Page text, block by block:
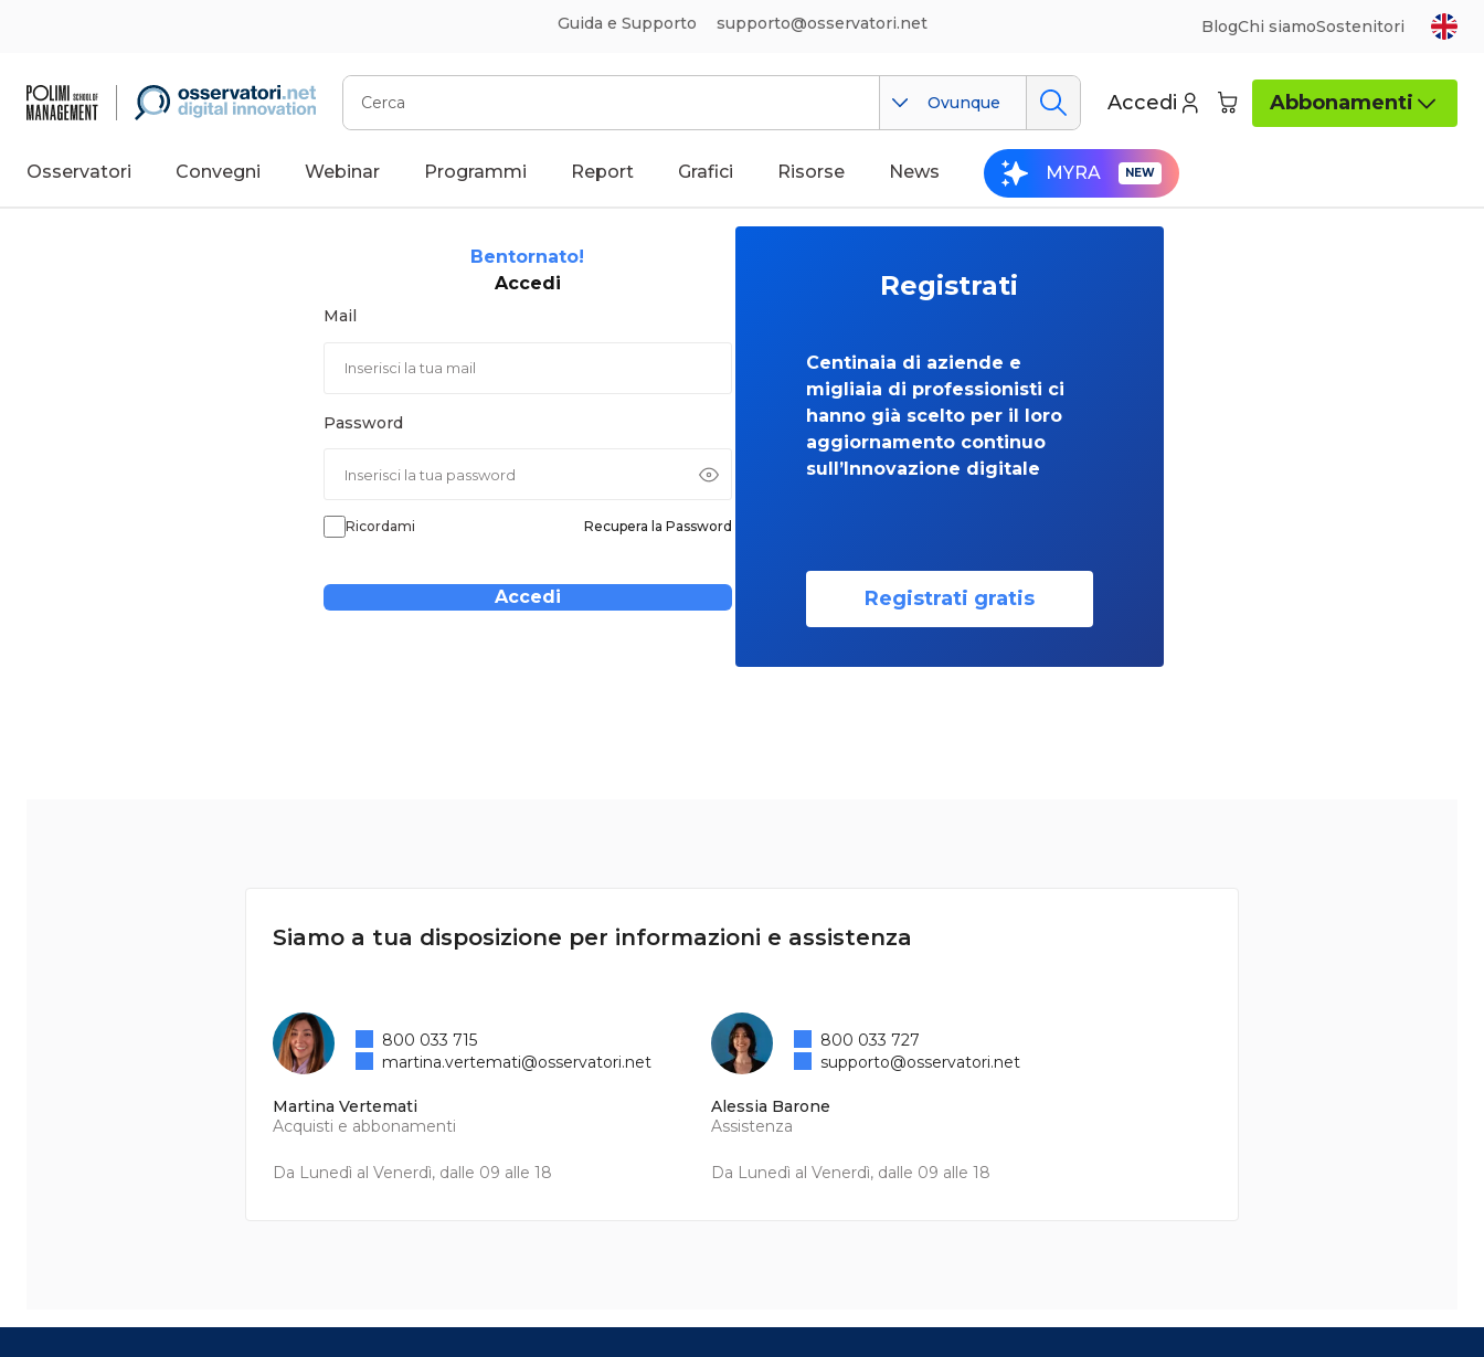
Guida e Supporto supporto@osservatori.net BlogChi siamoSostenitori
Cerca
Ovunque Accedi Abbonamenti
Osservatori Convegni Webinar Programmi Report Grafici Risorse News MYRA
Bentornato!
Accedi
Mail
Password
Ricordami Recupera la Password
Accedi
Registrati
Centinaia di aziende e
migliaia di professionisti ci
hanno già scelto per il loro
aggiornamento continuo
sull’Innovazione digitale
Registrati gratis
Siamo a tua disposizione per informazioni e assistenza
Martina Vertemati
Acquisti e abbonamenti
Da Lunedì al Venerdì, dalle 09 alle 18
800 033 715
martina.vertemati@osservatori.net
Alessia Barone
Assistenza
Da Lunedì al Venerdì, dalle 09 alle 18
800 033 727
supporto@osservatori.net